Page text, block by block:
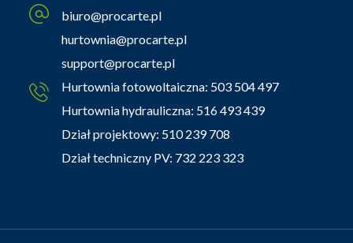
biuro@procarte.pl
hurtownia@procarte.pl
support@procarte.pl
Hurtownia fotowoltaiczna: 503 504 497
Hurtownia hydrauliczna: 516 493 439
Dział projektowy: 510 239 708
Dział techniczny PV: 732 223 323